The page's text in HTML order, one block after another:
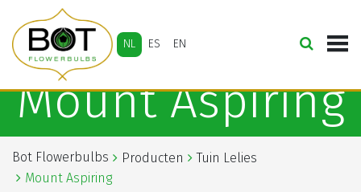
NL ES EN
Mount Aspiring
Bot Flowerbulbs Producten
Tuin Lelies
Mount Aspiring